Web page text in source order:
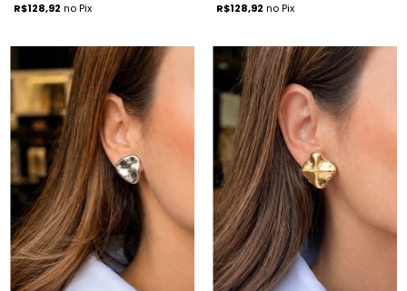
R$128,92 no Pix
R$128,92 no Pix